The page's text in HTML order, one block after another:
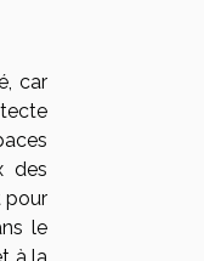
car
des
pour
le